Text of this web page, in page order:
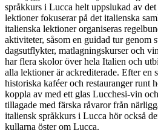
språkkurs i Lucca helt uppslukad av
lektioner fokuserar på det italienska
italienska lektioner organiseras
aktiviteter, såsom en guidad tur genom
dagsutflykter, matlagningskurser och
har flera skolor över hela Italien och
alla lektioner är ackrediterade. Efter en
historiska kaféer och restauranger runt
koppla av med ett glas Lucchesi-vin
tillagade med färska råvaror från
italiensk språkkurs i Lucca hör också
kullarna öster om Lucca.